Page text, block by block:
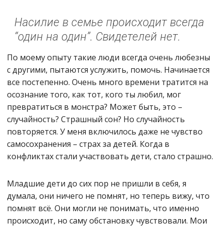
Насилие в семье происходит всегда
“один на один”. Свидетелей нет.
По моему опыту такие люди всегда очень любезны
с другими, пытаются услужить, помочь. Начинается
все постепенно. Очень много времени тратится на
осознание того, как тот, кого ты любил, мог
превратиться в монстра? Может быть, это –
случайность? Страшный сон? Но случайность
повторяется. У меня включилось даже не чувство
самосохранения – страх за детей. Когда в
конфликтах стали участвовать дети, стало страшно.
Младшие дети до сих пор не пришли в себя, я
думала, они ничего не помнят, но теперь вижу, что
помнят всё. Они могли не понимать, что именно
происходит, но саму обстановку чувствовали. Мои